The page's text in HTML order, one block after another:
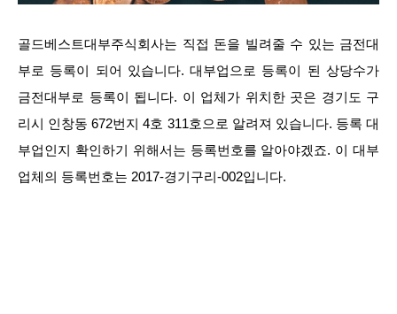
골드베스트대부주식회사는 직접 돈을 빌려줄 수 있는 금전대
부로 등록이 되어 있습니다. 대부업으로 등록이 된 상당수가
금전대부로 등록이 됩니다. 이 업체가 위치한 곳은 경기도 구
리시 인창동 672번지 4호 311호으로 알려져 있습니다. 등록 대
부업인지 확인하기 위해서는 등록번호를 알아야겠죠. 이 대부
업체의 등록번호는 2017-경기구리-002입니다.